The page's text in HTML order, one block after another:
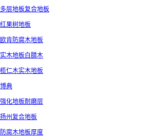
多层地板复合地板
红果树地板
欧肯防腐木地板
实木地板白腊木
榄仁木实木地板
博典
强化地板耐磨层
扬州复合地板
防腐木地板厚度